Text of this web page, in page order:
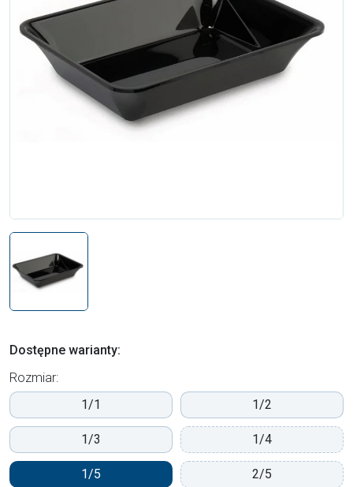
Dostępne warianty:
Rozmiar:
1/1
1/2
1/3 1/4
1/5 2/5